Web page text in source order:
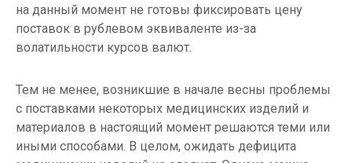
на данный момент не готовы фиксировать цену
поставок в рублевом эквиваленте из-за
волатильности курсов валют.
Тем не менее, возникшие в начале весны проблемы
с поставками некоторых медицинских изделий и
материалов в настоящий момент решаются теми или
иными способами. В целом, ожидать дефицита